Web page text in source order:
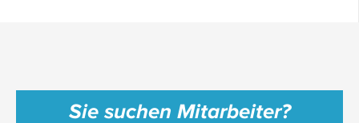
Sie suchen Mitarbeiter?